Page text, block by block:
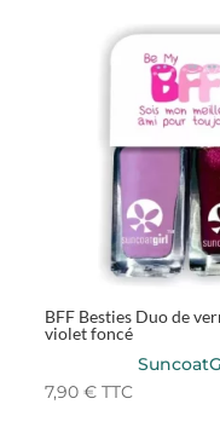
BFF Besties Duo de
violet foncé
7,90€ TTC